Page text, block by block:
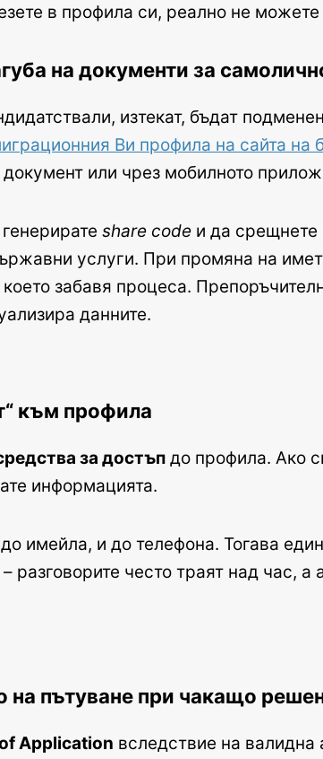
в профила си, реално не
на документи за
изтекат, бъдат
Ви профила на сайта на
или чрез мобилното
share code и да срещнете
услуги. При промяна на
забавя процеса.
данните.
към профила
за достъп до профила. Ако
информацията.
имейла, и до телефона. Тогава
– разговорите често траят над час, а
пътуване при чакащо
Application вследствие на валидна